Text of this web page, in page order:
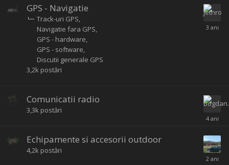
GPS - Navigatie
Track-uri GPS
Navigatie fara GPS
GPS - hardware
GPS - software
Discutii generale GPS
3,2k postări
Comunicatii radio
3,3k postări
Echipamente si accesorii outdoor
4,2k postări